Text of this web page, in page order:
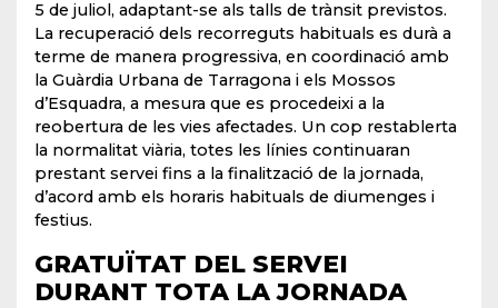
5 de juliol, adaptant-se als talls de trànsit previstos.
La recuperació dels recorreguts habituals es durà a
terme de manera progressiva, en coordinació amb
la Guàrdia Urbana de Tarragona i els Mossos
d’Esquadra, a mesura que es procedeixi a la
reobertura de les vies afectades. Un cop restablerta
la normalitat viària, totes les línies continuaran
prestant servei fins a la finalització de la jornada,
d’acord amb els horaris habituals de diumenges i
festius.
GRATUÏTAT DEL SERVEI
DURANT TOTA LA JORNADA